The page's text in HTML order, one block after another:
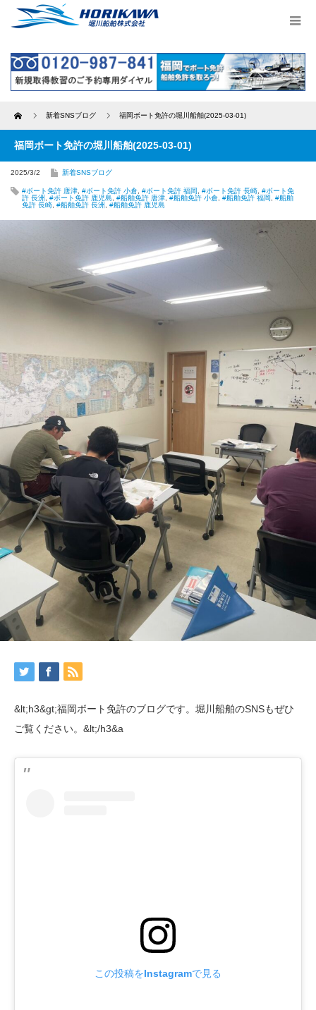
Home 新着SNSブログ 福岡ボート免許の堀川船舶(2025-03-01)
福岡ボート免許の堀川船舶(2025-03-01)
2025/3/2 新着SNSブログ
#ボート免許 唐津 #ボート免許 小倉 #ボート免許 福岡 #ボート免許 長崎 #ボート免
許 長洲
#ボート免許 鹿児島 #船舶免許 唐津 #船舶免許 小倉 #船舶免許 福岡
#船舶
免許 長崎 #船舶免許 長洲 #船舶免許 鹿児島
&lt;h3&gt;福岡ボート免許のブログです。堀川船舶のSNSもぜひ
ご覧ください。&lt;/h3&a
この投稿をInstagramで見る